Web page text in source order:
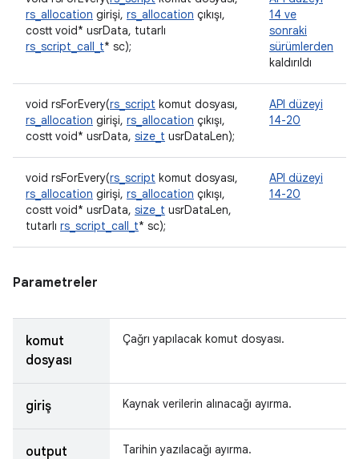
rs_allocation girişi, rs_allocation çıkışı,
costt void* usrData, tutarlı
rs_script_call_t* sc);
14 ve
sonraki
sürümlerden
kaldırıldı
void rsForEvery(rs_script komut dosyası,
rs_allocation girişi, rs_allocation çıkışı,
costt void* usrData, size_t usrDataLen);
API düzeyi
14-20
void rsForEvery(rs_script komut dosyası,
rs_allocation girişi, rs_allocation çıkışı,
costt void* usrData, size_t usrDataLen,
tutarlı rs_script_call_t* sc);
API düzeyi
14-20
Parametreler
komut
dosyası
Çağrı yapılacak komut dosyası.
giriş Kaynak verilerin alınacağı ayırma.
output Tarihin yazılacağı ayırma.